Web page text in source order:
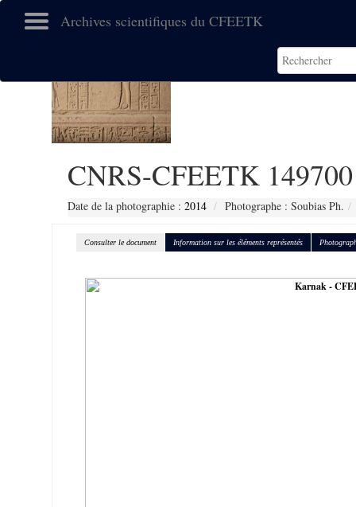
Archives scientifiques du CFEETK
CNRS-CFEETK 149700
Date de la photographie : 2014 Photographe : Soubias Ph.
Consulter le document Information sur les éléments représentés